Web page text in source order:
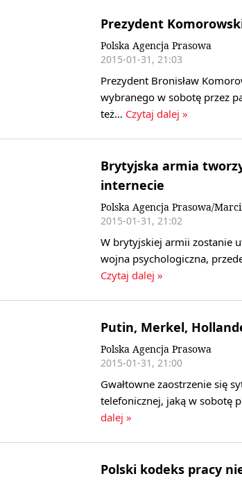
Prezydent
Polska Agencja Prasowa
2015-01-31, 21:03
Prezydent Bronisław
wybranego w sobotę przez
też… Czytaj dalej »
Brytyjska armia
internecie
Polska Agencja Prasowa/
2015-01-31, 21:02
W brytyjskiej armii zostanie
wojna psychologiczna,
Czytaj dalej »
Putin, Merkel,
Polska Agencja Prasowa
2015-01-31, 21:00
Gwałtowne zaostrzenie się
telefonicznej, jaką w sobotę
dalej »
Polski kodeks pracy